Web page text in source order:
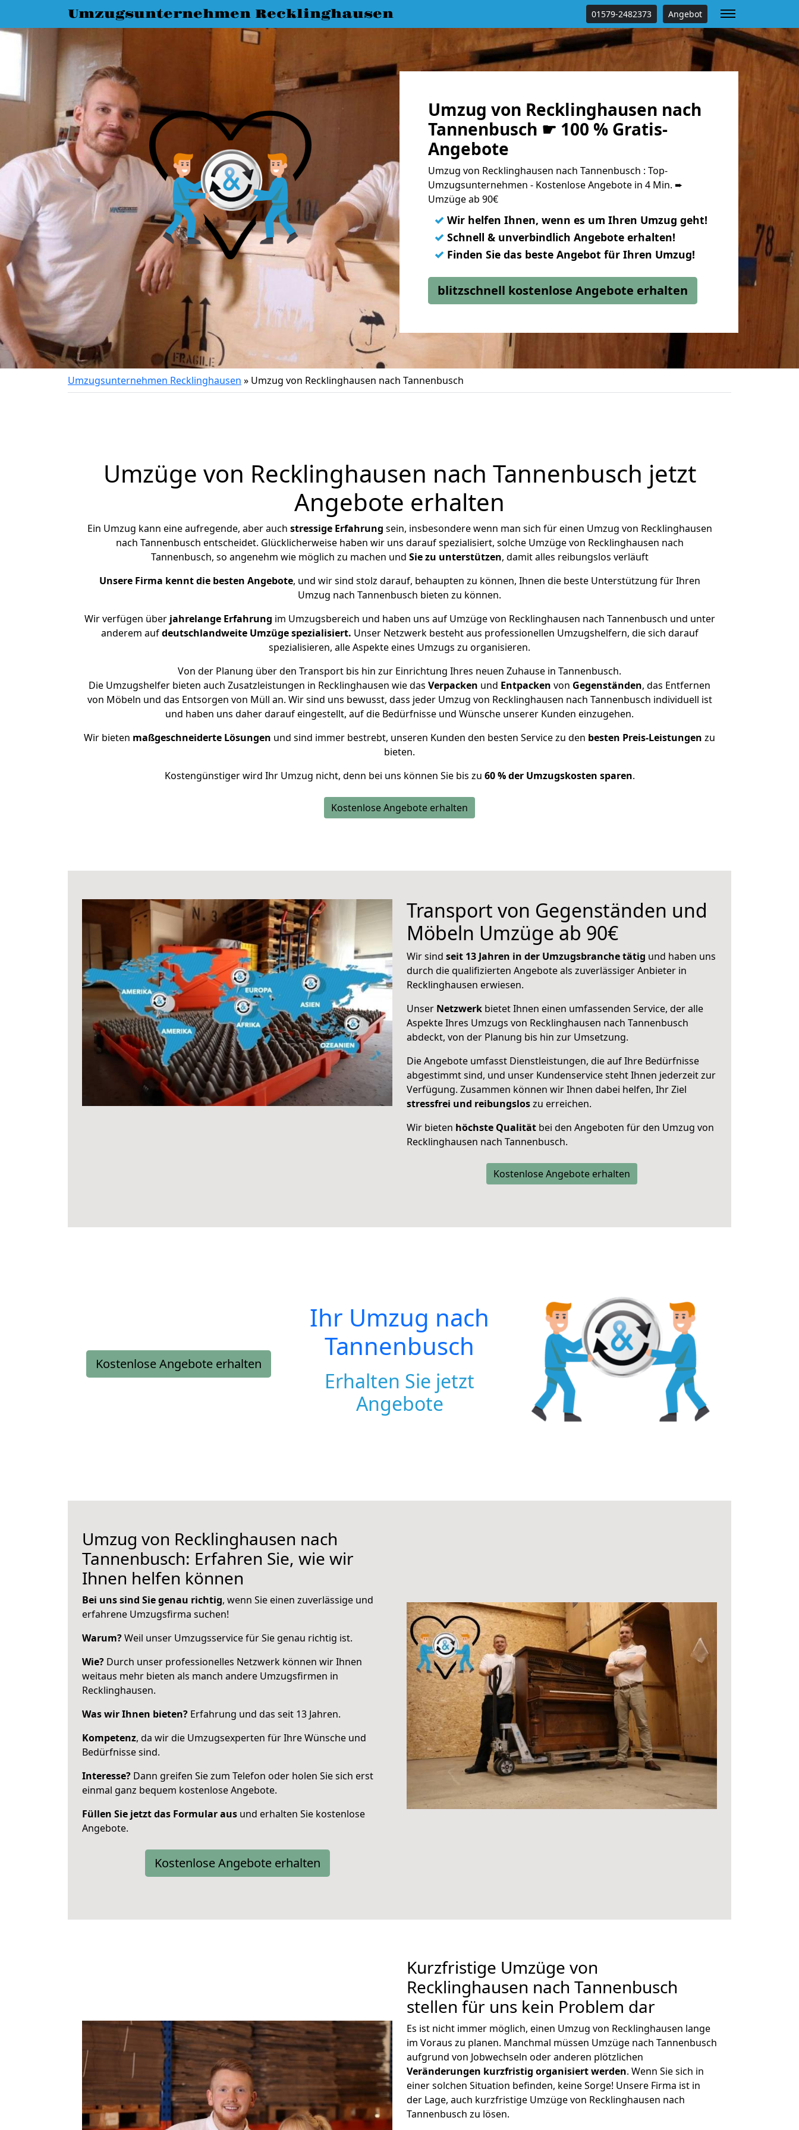
Umzugsunternehmen Recklinghausen 01579-2482373 Angebot
Umzug von Recklinghausen nach
Tannenbusch ☛ 100 % Gratis-
Angebote
Umzug von Recklinghausen nach Tannenbusch : Top-
Umzugsunternehmen - Kostenlose Angebote in 4 Min. ➨
Umzüge ab 90€
✓ Wir helfen Ihnen, wenn es um Ihren Umzug geht!
✓ Schnell & unverbindlich Angebote erhalten!
✓ Finden Sie das beste Angebot für Ihren Umzug!
blitzschnell kostenlose Angebote erhalten
Umzugsunternehmen Recklinghausen » Umzug von Recklinghausen nach Tannenbusch
Umzüge von Recklinghausen nach Tannenbusch jetzt
Angebote erhalten
Ein Umzug kann eine aufregende, aber auch stressige Erfahrung sein, insbesondere wenn man sich für einen Umzug von Recklinghausen
nach Tannenbusch entscheidet. Glücklicherweise haben wir uns darauf spezialisiert, solche Umzüge von Recklinghausen nach
Tannenbusch, so angenehm wie möglich zu machen und Sie zu unterstützen, damit alles reibungslos verläuft
Unsere Firma kennt die besten Angebote, und wir sind stolz darauf, behaupten zu können, Ihnen die beste Unterstützung für Ihren
Umzug nach Tannenbusch bieten zu können.
Wir verfügen überjahrelange Erfahrung im Umzugsbereich und haben uns auf Umzüge von Recklinghausen nach Tannenbusch und unter
anderem aufdeutschlandweite Umzüge spezialisiert. Unser Netzwerk besteht aus professionellen Umzugshelfern, die sich darauf
spezialisieren, alle Aspekte eines Umzugs zu organisieren.
Von der Planung über den Transport bis hin zur Einrichtung Ihres neuen Zuhause in Tannenbusch.
Die Umzugshelfer bieten auch Zusatzleistungen in Recklinghausen wie das Verpacken und Entpacken von Gegenständen, das Entfernen
von Möbeln und das Entsorgen von Müll an. Wir sind uns bewusst, dass jeder Umzug von Recklinghausen nach Tannenbusch individuell ist
und haben uns daher darauf eingestellt, auf die Bedürfnisse und Wünsche unserer Kunden einzugehen.
Wir bieten maßgeschneiderte Lösungen und sind immer bestrebt, unseren Kunden den besten Service zu den besten Preis-Leistungen zu
bieten.
Kostengünstiger wird Ihr Umzug nicht, denn bei uns können Sie bis zu 60 % der Umzugskosten sparen.
Kostenlose Angebote erhalten
Transport von Gegenständen und
Möbeln Umzüge ab 90€
Wir sind seit 13 Jahren in der Umzugsbranche tätig und haben uns
durch die qualifizierten Angebote als zuverlässiger Anbieter in
Recklinghausen erwiesen.
Unser Netzwerk bietet Ihnen einen umfassenden Service, der alle
Aspekte Ihres Umzugs von Recklinghausen nach Tannenbusch
abdeckt, von der Planung bis hin zur Umsetzung.
Die Angebote umfasst Dienstleistungen, die auf Ihre Bedürfnisse
abgestimmt sind, und unser Kundenservice steht Ihnen jederzeit zur
Verfügung. Zusammen können wir Ihnen dabei helfen, Ihr Ziel
stressfrei und reibungsloszu erreichen.
Wir bieten höchste Qualität bei den Angeboten für den Umzug von
Recklinghausen nach Tannenbusch.
Kostenlose Angebote erhalten
Kostenlose Angebote erhalten
Ihr Umzug nach
Tannenbusch
Erhalten Sie jetzt
Angebote
Umzug von Recklinghausen nach
Tannenbusch: Erfahren Sie, wie wir
Ihnen helfen können
Bei uns sind Sie genau richtig, wenn Sie einen zuverlässige und
erfahrene Umzugsfirma suchen!
Warum?Weil unser Umzugsservice für Sie genau richtig ist.
Wie? Durch unser professionelles Netzwerk können wir Ihnen
weitaus mehr bieten als manch andere Umzugsfirmen in
Recklinghausen.
Was wir Ihnen bieten? Erfahrung und das seit 13 Jahren.
Kompetenz, da wir die Umzugsexperten für Ihre Wünsche und
Bedürfnisse sind.
Interesse? Dann greifen Sie zum Telefon oder holen Sie sich erst
einmal ganz bequem kostenlose Angebote.
Füllen Sie jetzt das Formular aus und erhalten Sie kostenlose
Angebote.
Kostenlose Angebote erhalten
Kurzfristige Umzüge von
Recklinghausen nach Tannenbusch
stellen für uns kein Problem dar
Es ist nicht immer möglich, einen Umzug von Recklinghausen lange
im Voraus zu planen. Manchmal müssen Umzüge nach Tannenbusch
aufgrund von Jobwechseln oder anderen plötzlichen
Veränderungen kurzfristig organisiert werden. Wenn Sie sich in
einer solchen Situation befinden, keine Sorge! Unsere Firma ist in
der Lage, auch kurzfristige Umzüge von Recklinghausen nach
Tannenbusch zu lösen.